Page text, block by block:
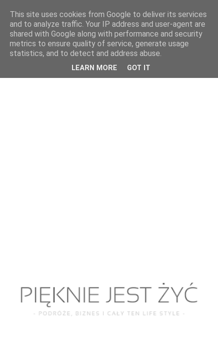
This site uses cookies from Google to deliver its services
and to analyze traffic. Your IP address and user-agent are
shared with Google along with performance and security
metrics to ensure quality of service, generate usage
statistics, and to detect and address abuse.
LEARN MORE GOT IT